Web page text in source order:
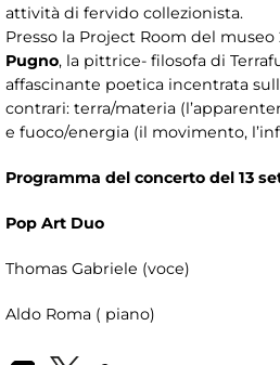
attività di fervido collezionista.
Presso la Project Room del museo
Pugno, la pittrice- filosofa di
affascinante poetica incentrata
contrari: terra/materia
e fuoco/energia (il movimento,
Programma del concerto del 13
Pop Art Duo
Thomas Gabriele (voce)
Aldo Roma ( piano)